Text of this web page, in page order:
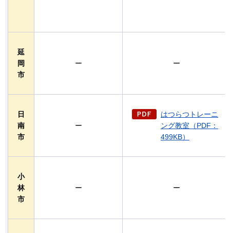
延
岡
市
ー ー
日
南
市
ー
はつらつトレーニ
ング教室（PDF：
499KB）
小
林
市
ー ー